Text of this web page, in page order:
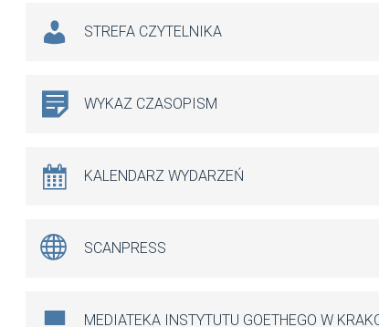
STREFA CZYTELNIKA
WYKAZ CZASOPISM
KALENDARZ WYDARZEŃ
SCANPRESS
MEDIATEKA INSTYTUTU GOETHEGO W